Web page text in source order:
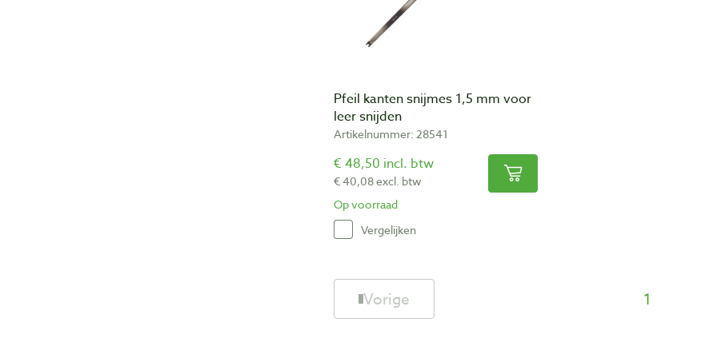
Pfeil kanten snijmes 1,5 mm voor
leer snijden
Artikelnummer: 28541
€ 48,50 incl. btw
€ 40,08 excl. btw
Op voorraad
Vergelijken
Vorige 1